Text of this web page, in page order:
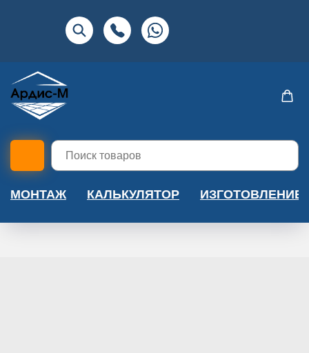
МОНТАЖ КАЛЬКУЛЯТОР ИЗГОТОВЛЕНИЕ